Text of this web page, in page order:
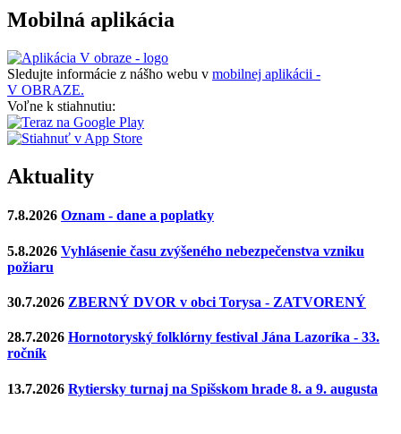
Mobilná aplikácia
Sledujte informácie z nášho webu v mobilnej aplikácii -
V OBRAZE.
Voľne k stiahnutiu:
Aktuality
7.8.2026 Oznam - dane a poplatky
5.8.2026 Vyhlásenie času zvýšeného nebezpečenstva vzniku
požiaru
30.7.2026 ZBERNÝ DVOR v obci Torysa - ZATVORENÝ
28.7.2026 Hornotoryský folklórny festival Jána Lazoríka - 33.
ročník
13.7.2026 Rytiersky turnaj na Spišskom hrade 8. a 9. augusta